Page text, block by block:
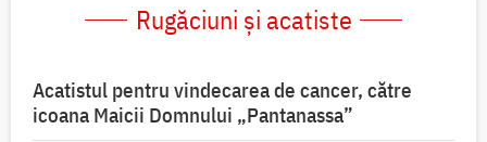
Rugăciuni și acatiste
Acatistul pentru vindecarea de cancer, către
icoana Maicii Domnului „Pantanassa”